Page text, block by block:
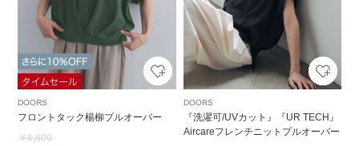
DOORS
フロントタック楊柳プルオーバー
￥6,600
DOORS
『洗濯可/UVカット』『UR TECH』
Aircareフレンチニットプルオーバー